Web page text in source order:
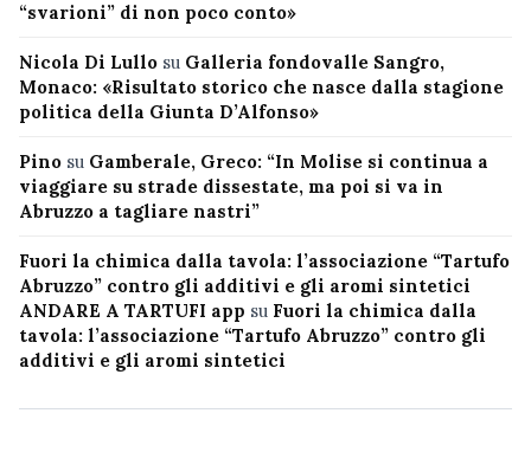
“svarioni” di non poco conto»
Nicola Di Lullo su Galleria fondovalle Sangro,
Monaco: «Risultato storico che nasce dalla stagione
politica della Giunta D’Alfonso»
Pino su Gamberale, Greco: “In Molise si continua a
viaggiare su strade dissestate, ma poi si va in
Abruzzo a tagliare nastri”
Fuori la chimica dalla tavola: l’associazione “Tartufo
Abruzzo” contro gli additivi e gli aromi sintetici
ANDARE A TARTUFI app su Fuori la chimica dalla
tavola: l’associazione “Tartufo Abruzzo” contro gli
additivi e gli aromi sintetici